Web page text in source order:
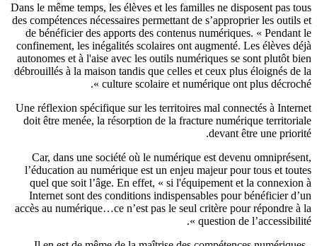
Dans le même temps, les élèves et les familles ne disposent pas
des compétences nécessaires permettant de s’approprier les
de bénéficier des apports des contenus numériques. «
confinement, les inégalités scolaires ont augmenté. Les élèves
autonomes et à l'aise avec les outils numériques se sont plutôt
débrouillés à la maison tandis que celles et ceux plus éloignés
culture scolaire et numérique ont plus
Une réflexion spécifique sur les territoires mal connectés à
doit être menée, la résorption de la fracture numérique
devant être une
Car, dans une société où le numérique est devenu
l’éducation au numérique est un enjeu majeur pour tous et
quel que soit l’âge. En effet, « si l'équipement et la
Internet sont des conditions indispensables pour bénéficier
accès au numérique…ce n’est pas le seul critère pour répondre
question de